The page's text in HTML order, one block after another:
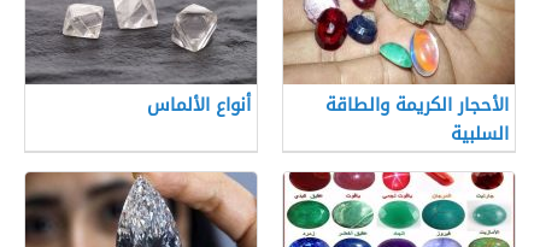
الأحجار الكريمة والطاقة
السلبية
أنواع الألماس